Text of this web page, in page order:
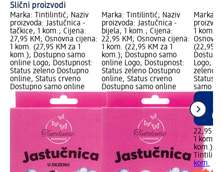
Slični proizvodi
Marka: Tintilintić; Naziv
proizvoda: Jastučnica -
tačkice, 1 kom.; Cijena:
27,95 KM; Osnovna cijena:
1 kom. (27,95 KM za 1
kom.); Dostupno samo
online Logo; Dostupnost:
Status zeleno Dostupno
online, Status crveno
Dostupno samo online
Marka: Tintilintić; Naziv
proizvoda: Jastučnica -
bijela, 1 kom.; Cijena:
22,95 KM; Osnovna cijena:
1 kom. (22,95 KM za 1
kom.); Dostupno samo
online Logo; Dostupnost:
Status zeleno Dostupno
online, Status crveno
Dostupno samo online
Marka:
1 kom.;
(22,95
Logo;
zeleno
Status
samo
22,95
1 kom.
kom.)
kom.